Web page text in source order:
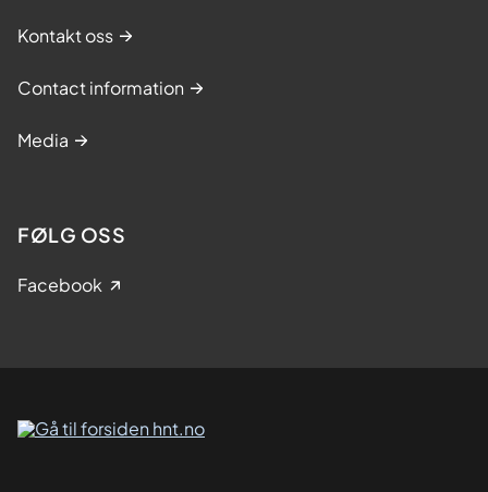
Kontakt oss
Contact information
Media
FØLG OSS
Facebook